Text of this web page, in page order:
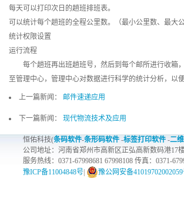
每天可以打印次日的趟班排班表。
可以统计每个趟班的全程公里数。（最小公里数、最大
统计权限设置
运行流程
每个趟班再出班趟班号，然后到每个邮所进行收箱
至管理中心，管理中心对数据进行科学的统计分析，以
上一篇新闻： 邮件速递应用
下一篇新闻： 现代物流技术及应用
恒佑科技(条码软件-条形码软件 -标签打印软件 -二
公司地址：河南省郑州市高新区正弘高新数码港17
服务热线：0371-67998681 67998108 传真：0371-
豫ICP备11004848号
豫公网安备